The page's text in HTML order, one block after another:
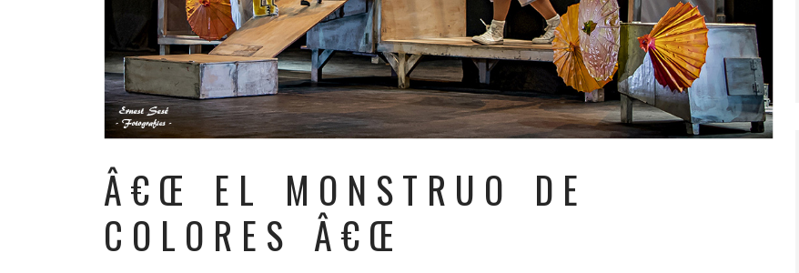
Â€Œ EL MONSTRUO DE
COLORES Â€Œ